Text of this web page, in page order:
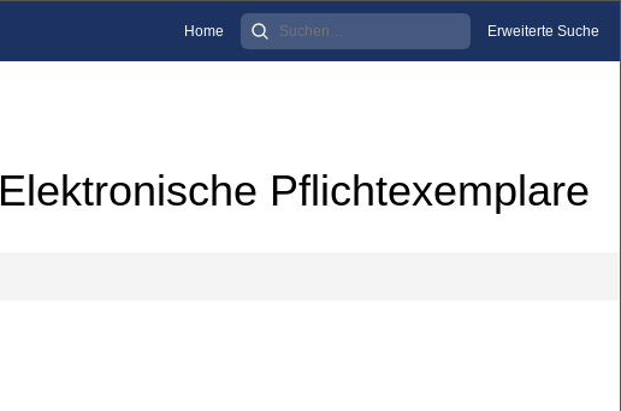
Home Erweiterte Suche
Elektronische Pflichtexemplare